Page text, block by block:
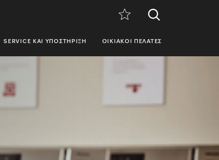
SERVICE ΚΑΙ ΥΠΟΣΤΉΡΙΞΗ ΟΙΚΙΑΚΟΊ ΠΕΛΆΤΕΣ